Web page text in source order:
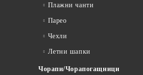
Плажни чанти
Парео
Чехли
Летни шапки
Чорапи/Чорапогащници